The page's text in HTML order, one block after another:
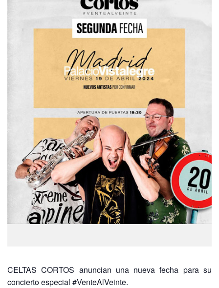
CELTAS CORTOS anuncian una nueva fecha para su
concierto especial #VenteAlVeinte.